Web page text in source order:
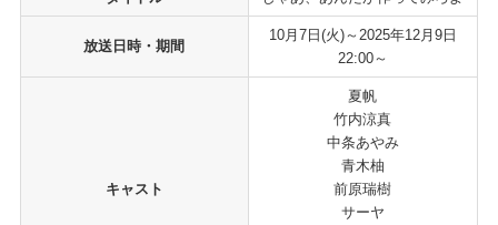
放送日時・期間
10月7日(火)～2025年12月9日
22:00～
キャスト
夏帆
竹内涼真
中条あやみ
青木柚
前原瑞樹
サーヤ